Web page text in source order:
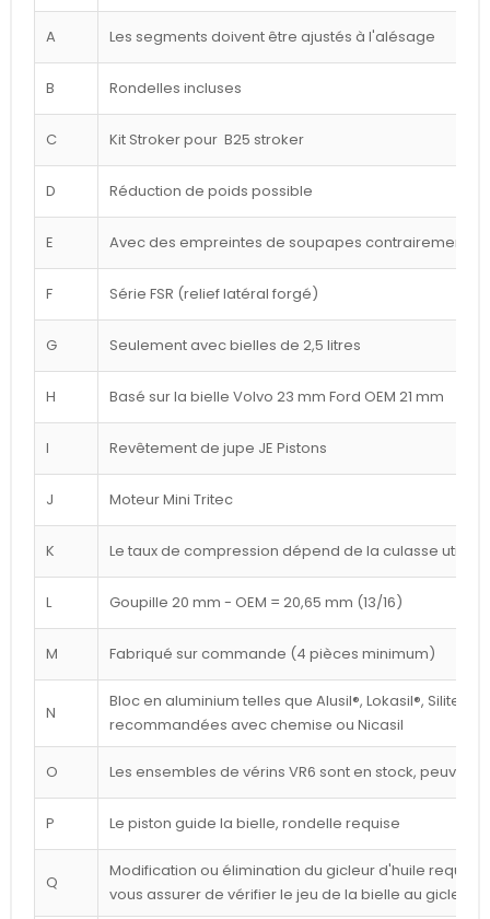
A Les segments doivent être ajustés à l'alésage
B Rondelles incluses
C Kit Stroker pour B25 stroker
D Réduction de poids possible
E Avec des empreintes de soupapes contrairement à
F Série FSR (relief latéral forgé)
G Seulement avec bielles de 2,5 litres
H Basé sur la bielle Volvo 23 mm Ford OEM 21 mm
I Revêtement de jupe JE Pistons
J Moteur Mini Tritec
K Le taux de compression dépend de la culasse
L Goupille 20 mm - OEM = 20,65 mm (13/16)
M Fabriqué sur commande (4 pièces minimum)
N
Bloc en aluminium telles que Alusil®, Lokasil®, Silitec®,
recommandées avec chemise ou Nicasil
O Les ensembles de vérins VR6 sont en stock, peuvent
P Le piston guide la bielle, rondelle requise
Q
Modification ou élimination du gicleur d'huile
vous assurer de vérifier le jeu de la bielle au gicleur